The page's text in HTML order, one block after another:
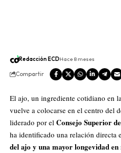
Redacción ECDHace 8 meses
Compartir
El ajo, un ingrediente cotidiano en
vuelve a colocarse en el centro del
liderado por el Consejo Superior
ha identificado una relación directa
del ajo y una mayor longevidad en